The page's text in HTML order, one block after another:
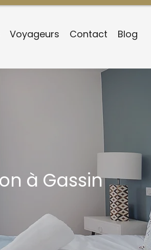
Voyageurs Contact Blog
à Gassin